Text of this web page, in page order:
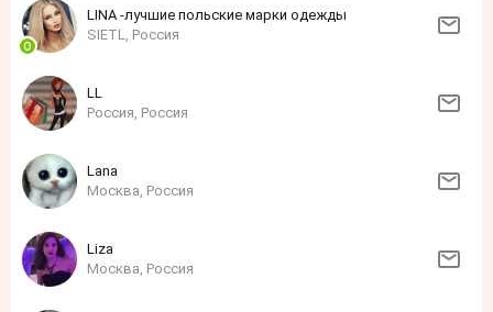
LINA -лучшие польские марки одежды
SIETL, Россия
LL
Россия, Россия
Lana
Москва, Россия
Liza
Москва, Россия